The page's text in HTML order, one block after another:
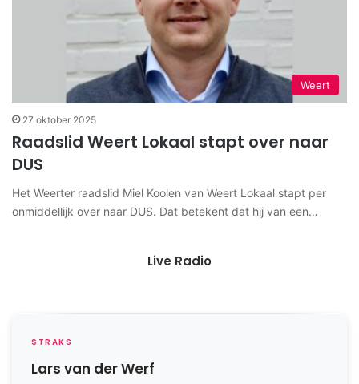
Weert
27 oktober 2025
Raadslid Weert Lokaal stapt over naar
DUS
Het Weerter raadslid Miel Koolen van Weert Lokaal stapt per
onmiddellijk over naar DUS. Dat betekent dat hij van een…
Live Radio
STRAKS
Lars van der Werf